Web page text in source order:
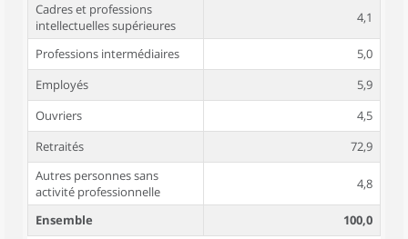
Cadres et professions
intellectuelles supérieures
4,1
Professions intermédiaires
5,0
Employés
5,9
Ouvriers
4,5
Retraités
72,9
Autres personnes sans
activité professionnelle
4,8
Ensemble
100,0